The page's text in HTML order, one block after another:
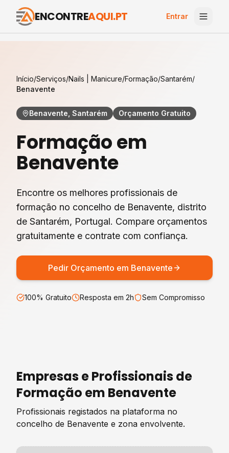
ENCONTREAQUI.PT Entrar
Início/Serviços/Nails | Manicure/Formação/Santarém/
Benavente
Benavente, Santarém Orçamento Gratuito
Formaçãoem
Benavente
Encontre os melhores profissionais de
formação no concelho de Benavente, distrito
de Santarém, Portugal. Compare orçamentos
gratuitamente e contrate com confiança.
Pedir Orçamento em Benavente
100% Gratuito Resposta em 2h Sem Compromisso
Empresas e Profissionais de
Formação em Benavente
Profissionais registados na plataforma no
concelho de Benavente e zona envolvente.